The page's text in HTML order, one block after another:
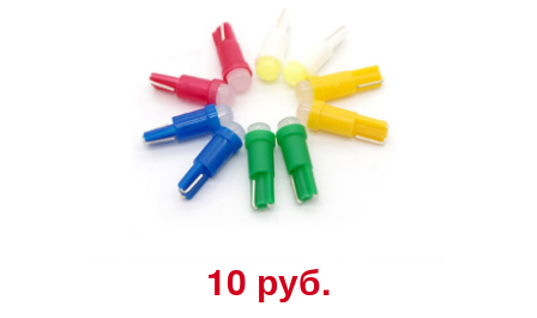
10 руб.